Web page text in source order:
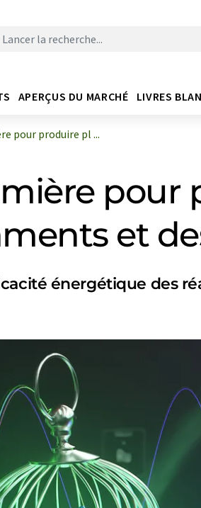
APERÇUS DU MARCHÉ LIVRES
pour produire pl ...
pour
et
énergétique des